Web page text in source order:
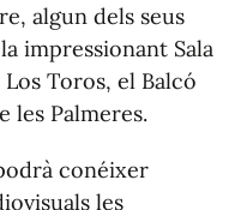
algun dels seus
impressionant Sala
Toros, el Balcó
les Palmeres.
conéixer
les